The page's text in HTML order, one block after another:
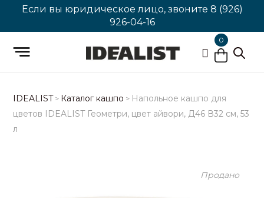
Если вы юридическое лицо, звоните 8 (926)
926-04-16
0
IDEALIST> Каталог кашпо > Напольное кашпо для
цветов IDEALIST Геометри, цвет айвори, Д46 В32 см, 53
л
Продано